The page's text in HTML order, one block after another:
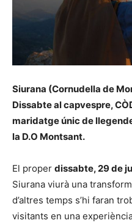
Siurana (Cornudella de
Dissabte al capvespre,
maridatge únic de
la D.O Montsant.
El proper dissabte, 29 de
Siurana viurà una
d’altres temps s’hi faran
visitants en una